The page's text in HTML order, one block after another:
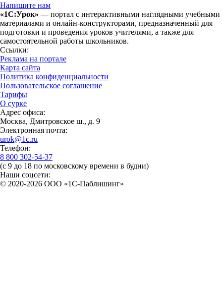
Напишите нам
«1С:Урок» — портал с интерактивными наглядными учебными
материалами и онлайн-конструкторами, предназначенный для
подготовки и проведения уроков учителями, а также для
самостоятельной работы школьников.
Ссылки:
Реклама на портале
Карта сайта
Политика конфиденциальности
Пользовательское соглашение
Тарифы
О сурке
Адрес офиса:
Москва, Дмитровское ш., д. 9
Электронная почта:
urok@1c.ru
Телефон:
8 800 302-54-37
(с 9 до 18 по московскому времени в будни)
Наши соцсети:
© 2020-2026 OOO «1С-Паблишинг»